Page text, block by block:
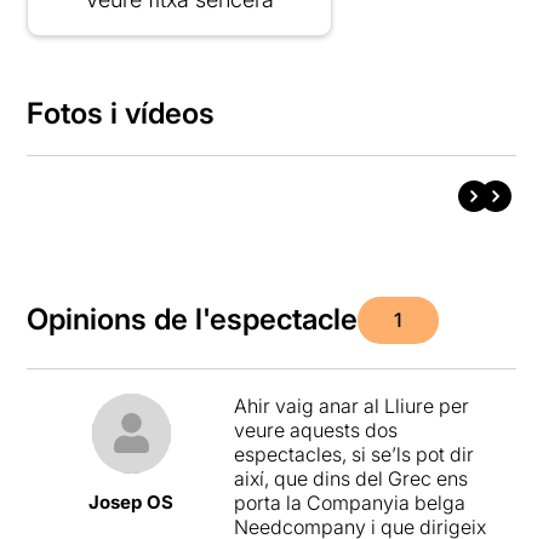
Fotos i vídeos
Opinions de l'espectacle 1
Josep OS
Ahir vaig anar al Lliure per
veure aquests dos
espectacles, si se’ls pot dir
així, que dins del Grec ens
porta la Companyia belga
Needcompany i que dirigeix ​​